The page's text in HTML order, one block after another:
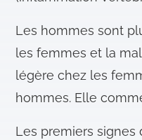
Les hommes sont
les femmes et la
légère chez les
hommes. Elle
Les premiers signes